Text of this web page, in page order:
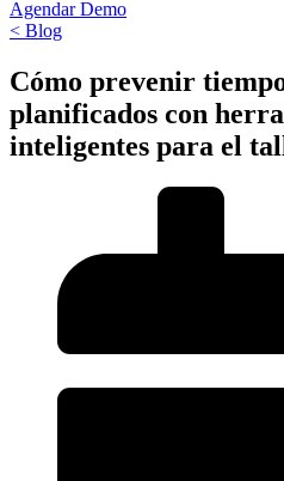
Agendar Demo
< Blog
Cómo prevenir
planificados con
inteligentes para el